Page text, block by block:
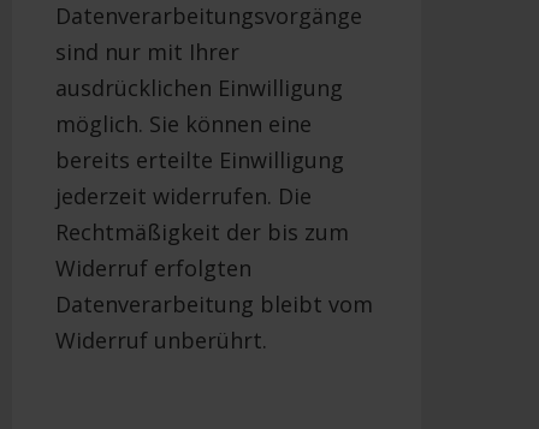
Datenverarbeitungsvorgänge
sind nur mit Ihrer
ausdrücklichen Einwilligung
möglich. Sie können eine
bereits erteilte Einwilligung
jederzeit widerrufen. Die
Rechtmäßigkeit der bis zum
Widerruf erfolgten
Datenverarbeitung bleibt vom
Widerruf unberührt.